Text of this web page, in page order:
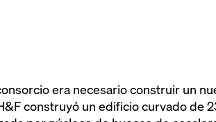
era necesario construir un
construyó un edificio curvado de